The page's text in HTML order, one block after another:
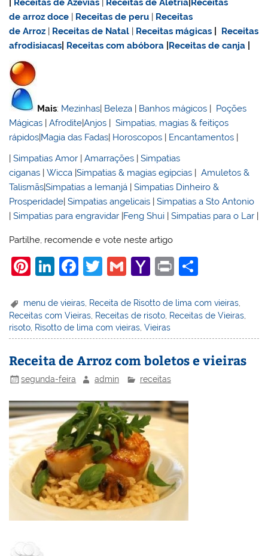
Receitas de Azevias Receitas de Aletria Receitas
dearroz doce Receitas de peru
Receitas
de Arroz
Receitas de Natal Receitas mágicas
Receitas
afrodisiacas
Receitas com abóbora Receitas de canja
Mais: Mezinhas| Beleza | Banhos mágicos | Poções
Mágicas |Afrodite|Anjos |Simpatias, magias & feitiços
rápidos|Magia das Fadas| Horoscopos | Encantamentos |
|Simpatias Amor |Amarrações |Simpatias
ciganas |Wicca |Simpatias & magias egípcias |Amuletos &
Talismãs|Simpatias a Iemanjá |Simpatias Dinheiro &
Prosperidade|Simpatias angelicais |Simpatias a Sto Antonio
|Simpatias para engravidar |Feng Shui |Simpatias para o Lar |
Partilhe, recomende e vote neste artigo
Pi
er
e
st
Li
k
e
dI
n
F
c
e
b
o
o
k
T
itt
er
G
ai
l
Y
h
o
o
M
ai
l
Pr
t
ar
e
menu de vieiras Receita de Risotto de lima com vieiras
Receitas com Vieiras, Receitas de risoto, Receitas de Vieiras,
risoto, Risotto de lima com vieiras,Vieiras
Receita de Arroz com boletos e vieiras
segunda-feira admin receitas